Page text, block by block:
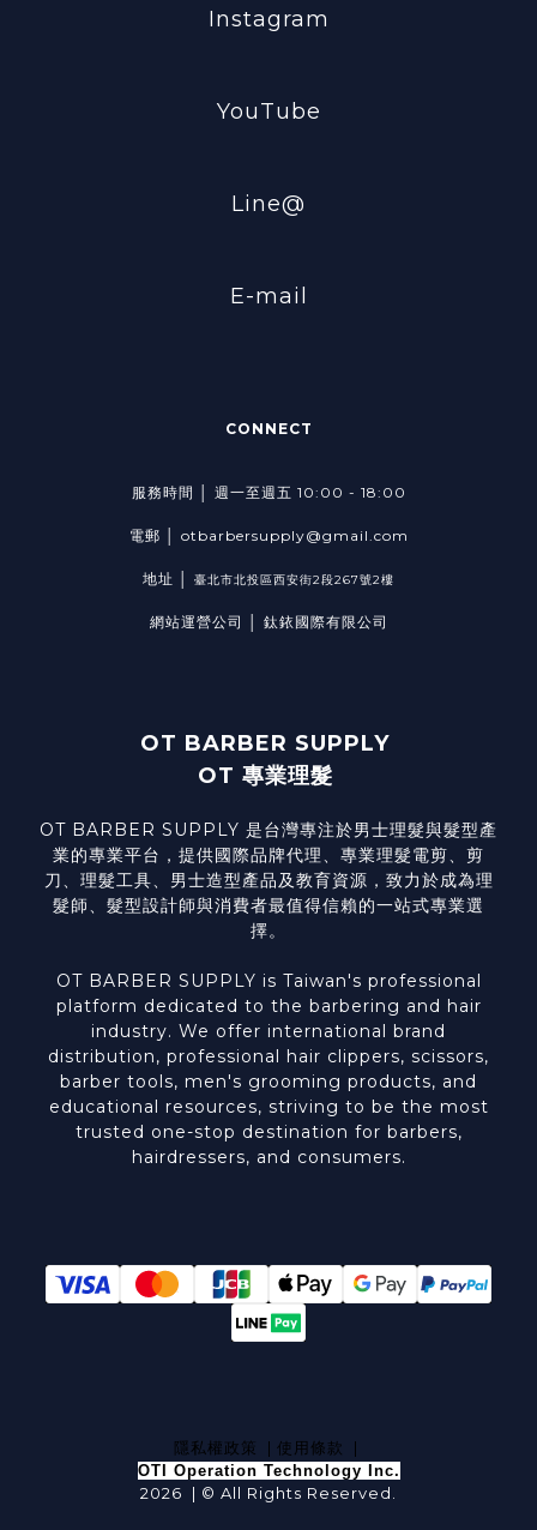
Instagram
YouTube
Line@
E-mail
CONNECT
服務時間 │ 週一至週五 10:00 - 18:00
電郵 │ otbarbersupply@gmail.com
地址 │ 臺北市北投區西安街2段267號2樓
網站運營公司 │ 鈦銥國際有限公司
OT BARBER SUPPLY
OT 專業理髮
OT BARBER SUPPLY 是台灣專注於男士理髮與髮型產
業的專業平台，提供國際品牌代理、專業理髮電剪、剪
刀、理髮工具、男士造型產品及教育資源，致力於成為理
髮師、髮型設計師與消費者最值得信賴的一站式專業選
擇。
OT BARBER SUPPLY is Taiwan's professional
platform dedicated to the barbering and hair
industry. We offer international brand
distribution, professional hair clippers, scissors,
barber tools, men's grooming products, and
educational resources, striving to be the most
trusted one-stop destination for barbers,
hairdressers, and consumers.
隱私權政策 | 使用條款 |
OTI Operation Technology Inc.
2026 | © All Rights Reserved.